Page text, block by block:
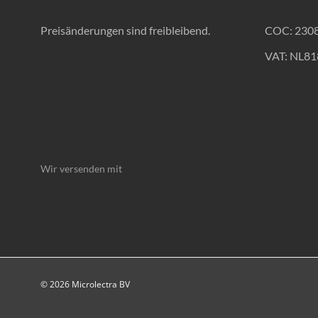
Preisänderungen sind freibleibend.
COC:
VAT:
Wir versenden mit
© 2026 Microlectra BV